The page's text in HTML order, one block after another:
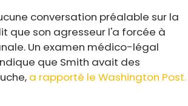
conversation préalable sur la
que son agresseur l'a forcée à
Un examen médico-légal
que Smith avait des
a rapporté le Washington Post.